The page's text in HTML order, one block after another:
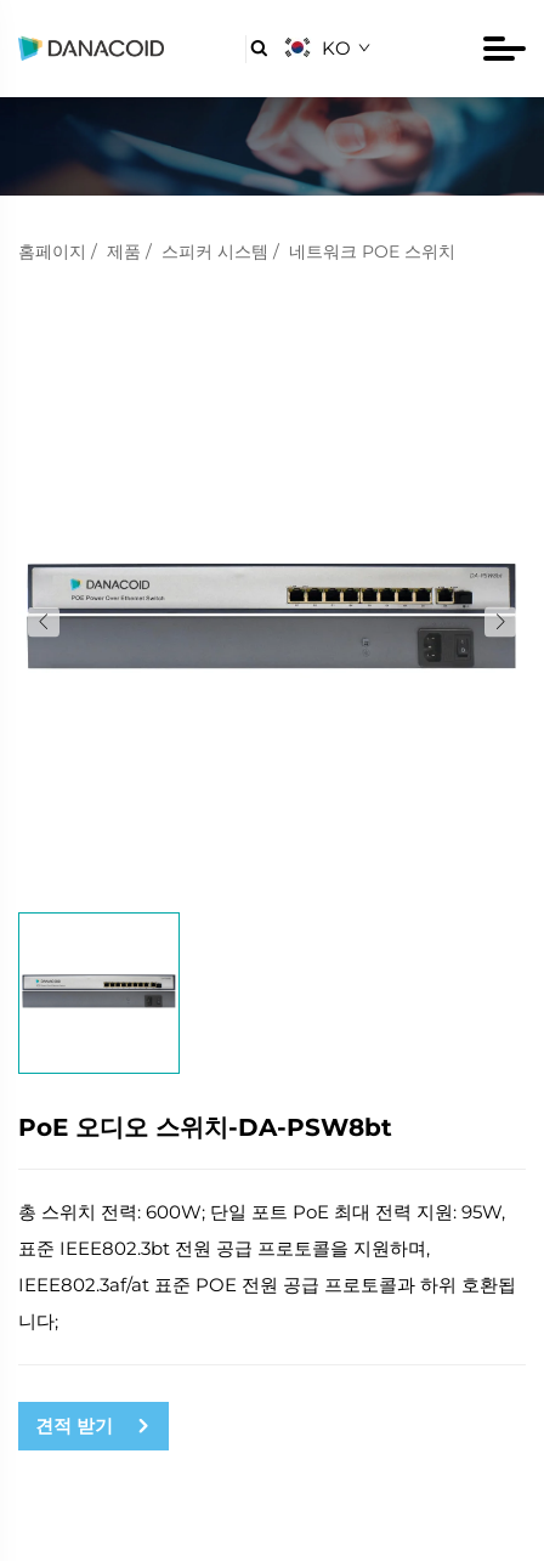
 KO
홈페이지 / 제품 / 스피커 시스템 / 네트워크 POE 스위치
PoE 오디오 스위치-DA-PSW8bt
총 스위치 전력: 600W; 단일 포트 PoE 최대 전력 지원: 95W,
표준 IEEE802.3bt 전원 공급 프로토콜을 지원하며,
IEEE802.3af/at 표준 POE 전원 공급 프로토콜과 하위 호환됩
니다;
견적 받기